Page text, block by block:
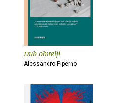
Duh obitelji
Alessandro Piperno